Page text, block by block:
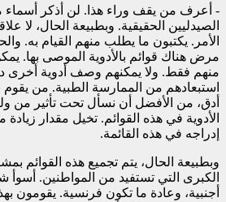
- أعرف من يقف وراء هذا. لن أذكر أسماء
الصيدليين الحقيقية. وبطبيعة الحال، لا
الأمر. يكتبون ما يطلب منهم القيام به.
مرض هناك قوائم بالأدوية الموصى بها.
منهم فقط. ولا يمكنهم وصف أدوية أخرى
استبعادهم من الممارسة الطبية. من يقوم
أدق، من الأفضل أن نسأل تحت تأثير من
الأدوية في هذه القوائم. تخيل مقدار زيادة
إدراجه في هذه القائمة.
وبطبيعة الحال، يتم تجميع هذه القوائم
الكبرى التي تستفيد من المواطنين.
أجنبية، وعادة ما تكون فرنسية. يقومون